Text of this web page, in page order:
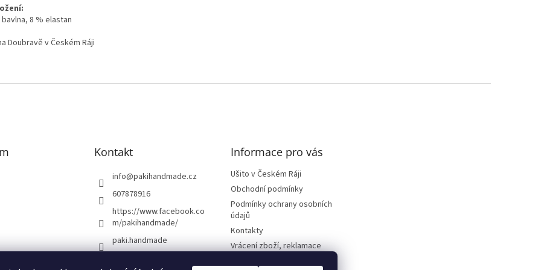
8 % elastan
Doubravě v Českém Ráji
Kontakt
info@pakihandmade.cz
607878916
https://www.facebook.co
m/pakihandmade/
paki.handmade
Informace pro vás
Ušito v Českém Ráji
Obchodní podmínky
Podmínky ochrany osobních
údajů
Kontakty
Vrácení zboží, reklamace